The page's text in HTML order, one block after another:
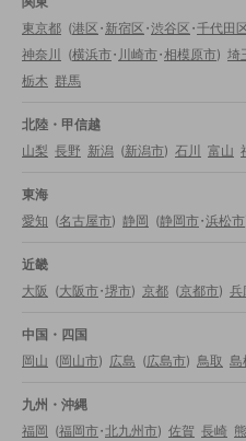
東京都 (港区・新宿区・渋谷区・千代田
神奈川
(横浜市・川崎市・相模原市) 埼
栃木 群馬
北陸・甲信越
山梨 長野 新潟 (新潟市) 石川 富山
東海
愛知 (名古屋市) 静岡 (静岡市・浜松市
近畿
大阪 (大阪市・堺市) 京都 (京都市) 兵
中国・四国
岡山 (岡山市) 広島 (広島市) 鳥取 島
九州・沖縄
福岡 (福岡市・北九州市) 佐賀 長崎